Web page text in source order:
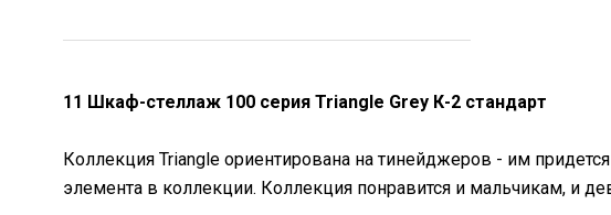
11 Шкаф-стеллаж 100 серия Triangle Grey К-2 стандарт
Коллекция Triangle ориентирована на тинейджеров - им
элемента в коллекции. Коллекция понравится и мальчикам, и